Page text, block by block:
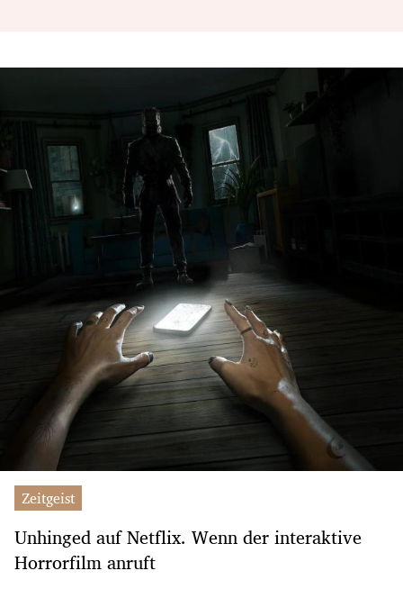
Zeitgeist
Unhinged auf Netflix. Wenn der interaktive
Horrorfilm anruft